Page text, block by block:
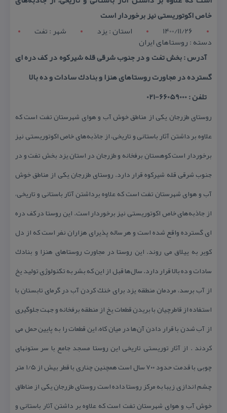
خاص اكوتوریستی نیز برخوردار است
1400/11/26
استان : يزد شهر : تفت
دسته : روستاهای ایران
آدرس : بخش تفت و در جنوب شرقی قله شیركوه در كف دره ای
گسترده در مجاورت روستاهای هنزا و بنادك سادات و ده بالا
تلفن : 66059000-021
روستای طزرجان یكی از مناطق خوش آب و هوای شهرستان تفت است كه
علاوه بر داشتن آثار باستانی و تاریخی، از جاذبه‌های خاص اكوتوریستی نیز
برخوردار است كوهستان برفخانه و طزرجان در استان یزد بخش تفت و در
جنوب شرقی قله شیركوه قرار دارد. روستای طزرجان یكی از مناطق خوش
آب و هوای شهرستان تفت است كه علاوه برداشتن آثار باستانی و تاریخی،
از جاذبه‌های خاص اكوتوریستی نیز برخوردار است. این روستا در كف دره
ای گسترده واقع شده است و هر ساله پذیرای هزاران نفر است كه از دل
كویر به ییلاق می روند. این روستا در مجاورت روستاهای هنزا و بنادك
سادات و ده بالا قرار دارد. سال‌ها قبل از این كه بشر به تكنولوژی تولید یخ
از آب برسد، مردمان منطقه یزد برای خنك كردن آب در گرمای تابستان با
استفاده از قاطرچیان با بریدن قطعات یخ از منطقه برفخانه و جهت جلوگیری
از آب شدن با قرار دادن آن‌ها در میان كاه، این قطعات را به پایین حمل می
كردند . از آثار توریستی تاریخی این روستا مسجد جامع با سر ستونهای
چوبی با قدمت حدود ۷۰۰ سال است همچنین چناری با قطر بیش از ۱/۵ متر
چشم اندازی زیبا به مركز روستا داده است روستای طزرجان یكی از مناطاق
خوش آب و هوای شهرستان تفت است كه علاوه بر داشتن آثار باستانی و